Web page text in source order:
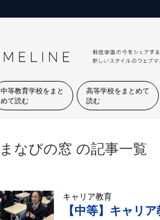
中等教育学校をまと
めて読む
高等学校をまとめて
読む
なびの窓 の記事一覧
キャリア教育
【中等】キャリ